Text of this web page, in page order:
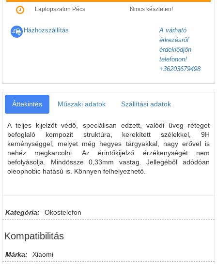
Laptopszalon Pécs Nincs készleten!
Házhozszállítás
A várható
érkezésről
érdeklődjön
telefonon!
+36203679498
Áttekintés Műszaki adatok Szállítási adatok
A teljes kijelzőt védő, speciálisan edzett, valódi üveg réteget
befoglaló kompozit struktúra, kerekített szélekkel, 9H
keménységgel, melyet még hegyes tárgyakkal, nagy erővel is
nehéz megkarcolni. Az érintőkijelző érzékenységét nem
befolyásolja. Mindössze 0,33mm vastag. Jellegéből adódóan
oleophobic hatású is. Könnyen felhelyezhető.
Kategória: Okostelefon
Kompatibilitás
Márka:
Xiaomi